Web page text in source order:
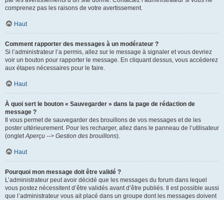
comprenez pas les raisons de votre avertissement.
Haut
Comment rapporter des messages à un modérateur ?
Si l’administrateur l’a permis, allez sur le message à signaler et vous devriez
voir un bouton pour rapporter le message. En cliquant dessus, vous accéderez
aux étapes nécessaires pour le faire.
Haut
À quoi sert le bouton « Sauvegarder » dans la page de rédaction de
message ?
Il vous permet de sauvegarder des brouillons de vos messages et de les
poster ultérieurement. Pour les recharger, allez dans le panneau de l’utilisateur
(ongletAperçu --> Gestion des brouillons).
Haut
Pourquoi mon message doit être validé ?
L’administrateur peut avoir décidé que les messages du forum dans lequel
vous postez nécessitent d’être validés avant d’être publiés. Il est possible aussi
que l’administrateur vous ait placé dans un groupe dont les messages doivent